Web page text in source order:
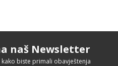
naš Newsletter
biste primali obavještenja